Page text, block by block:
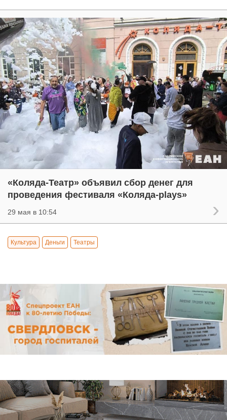
«Коляда-Театр» объявил сбор денег для
проведения фестиваля «Коляда-plays»
29 мая в 10:54
Культура Деньги Театры